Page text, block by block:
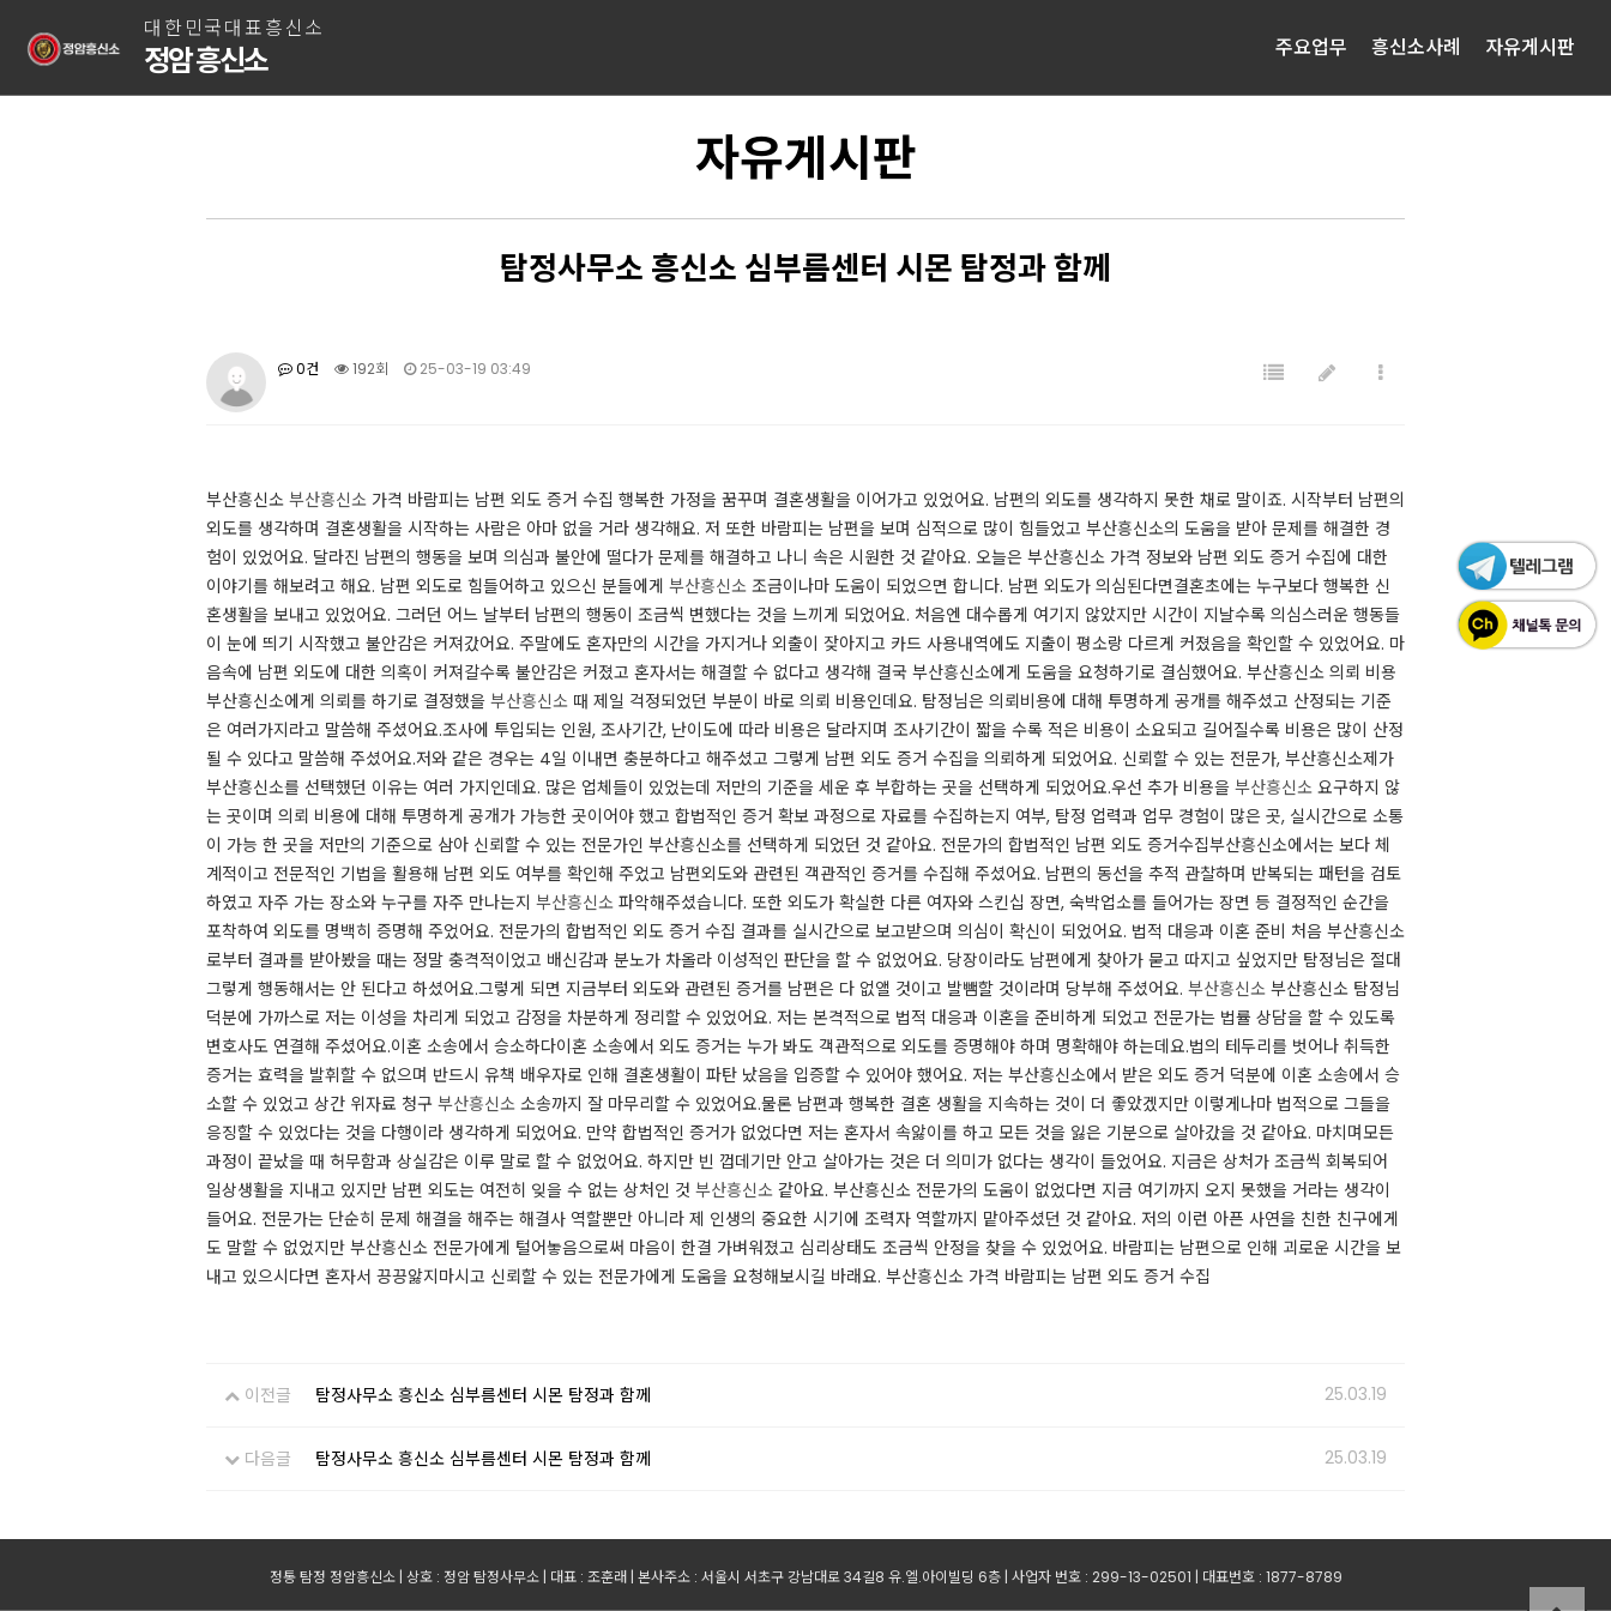
대한민국대표흥신소
정암 흥신소 주요업무 흥신소사례 자유게시판
자유게시판
탐정사무소 흥신소 심부름센터 시몬 탐정과 함께
0건 192회 25-03-19 03:49
부산흥신소 부산흥신소 가격 바람피는 남편 외도 증거 수집 행복한 가정을 꿈꾸며 결혼생활을 이어가고 있었어요. 남편의 외도를 생각하지 못한 채로 말이죠. ​시작부터 남편의
외도를 생각하며 결혼생활을 시작하는 사람은 아마 없을 거라 생각해요. 저 또한 바람피는 남편을 보며 심적으로 많이 힘들었고 부산흥신소의 도움을 받아 문제를 해결한 경
험이 있었어요. 달라진 남편의 행동을 보며 의심과 불안에 떨다가 문제를 해결하고 나니 속은 시원한 것 같아요. ​오늘은 부산흥신소 가격 정보와 남편 외도 증거 수집에 대한
이야기를 해보려고 해요. 남편 외도로 힘들어하고 있으신 분들에게 부산흥신소 조금이나마 도움이 되었으면 합니다. 남편 외도가 의심된다면결혼초에는 누구보다 행복한 신
혼생활을 보내고 있었어요. ​그러던 어느 날부터 남편의 행동이 조금씩 변했다는 것을 느끼게 되었어요. 처음엔 대수롭게 여기지 않았지만 시간이 지날수록 의심스러운 행동들
이 눈에 띄기 시작했고 불안감은 커져갔어요. 주말에도 혼자만의 시간을 가지거나 외출이 잦아지고 카드 사용내역에도 지출이 평소랑 다르게 커졌음을 확인할 수 있었어요. ​마
음속에 남편 외도에 대한 의혹이 커져갈수록 불안감은 커졌고 혼자서는 해결할 수 없다고 생각해 결국 부산흥신소에게 도움을 요청하기로 결심했어요. 부산흥신소 의뢰 비용
부산흥신소에게 의뢰를 하기로 결정했을 부산흥신소 때 제일 걱정되었던 부분이 바로 의뢰 비용인데요. 탐정님은 의뢰비용에 대해 투명하게 공개를 해주셨고 산정되는 기준
은 여러가지라고 말씀해 주셨어요.​조사에 투입되는 인원, 조사기간, 난이도에 따라 비용은 달라지며 조사기간이 짧을 수록 적은 비용이 소요되고 길어질수록 비용은 많이 산정
될 수 있다고 말씀해 주셨어요.​저와 같은 경우는 4일 이내면 충분하다고 해주셨고 그렇게 남편 외도 증거 수집을 의뢰하게 되었어요. 신뢰할 수 있는 전문가, 부산흥신소제가
부산흥신소를 선택했던 이유는 여러 가지인데요. 많은 업체들이 있었는데 저만의 기준을 세운 후 부합하는 곳을 선택하게 되었어요.​우선 추가 비용을 부산흥신소 요구하지 않
는 곳이며 의뢰 비용에 대해 투명하게 공개가 가능한 곳이어야 했고 합법적인 증거 확보 과정으로 자료를 수집하는지 여부, 탐정 업력과 업무 경험이 많은 곳, 실시간으로 소통
이 가능 한 곳을 저만의 기준으로 삼아 신뢰할 수 있는 전문가인 부산흥신소를 선택하게 되었던 것 같아요. 전문가의 합법적인 남편 외도 증거수집부산흥신소에서는 보다 체
계적이고 전문적인 기법을 활용해 남편 외도 여부를 확인해 주었고 남편외도와 관련된 객관적인 증거를 수집해 주셨어요. ​남편의 동선을 추적 관찰하며 반복되는 패턴을 검토
하였고 자주 가는 장소와 누구를 자주 만나는지 부산흥신소 파악해주셨습니다. 또한 외도가 확실한 다른 여자와 스킨십 장면, 숙박업소를 들어가는 장면 등 결정적인 순간을
포착하여 외도를 명백히 증명해 주었어요. ​전문가의 합법적인 외도 증거 수집 결과를 실시간으로 보고받으며 의심이 확신이 되었어요. 법적 대응과 이혼 준비 처음 부산흥신소
로부터 결과를 받아봤을 때는 정말 충격적이었고 배신감과 분노가 차올라 이성적인 판단을 할 수 없었어요. ​당장이라도 남편에게 찾아가 묻고 따지고 싶었지만 탐정님은 절대
그렇게 행동해서는 안 된다고 하셨어요.그렇게 되면 지금부터 외도와 관련된 증거를 남편은 다 없앨 것이고 발뺌할 것이라며 당부해 주셨어요. 부산흥신소 ​부산흥신소 탐정님
덕분에 가까스로 저는 이성을 차리게 되었고 감정을 차분하게 정리할 수 있었어요. ​저는 본격적으로 법적 대응과 이혼을 준비하게 되었고 전문가는 법률 상담을 할 수 있도록
변호사도 연결해 주셨어요.이혼 소송에서 승소하다이혼 소송에서 외도 증거는 누가 봐도 객관적으로 외도를 증명해야 하며 명확해야 하는데요.​법의 테두리를 벗어나 취득한
증거는 효력을 발휘할 수 없으며 반드시 유책 배우자로 인해 결혼생활이 파탄 났음을 입증할 수 있어야 했어요. 저는 부산흥신소에서 받은 외도 증거 덕분에 이혼 소송에서 승
소할 수 있었고 상간 위자료 청구 부산흥신소 소송까지 잘 마무리할 수 있었어요.​물론 남편과 행복한 결혼 생활을 지속하는 것이 더 좋았겠지만 이렇게나마 법적으로 그들을
응징할 수 있었다는 것을 다행이라 생각하게 되었어요. ​만약 합법적인 증거가 없었다면 저는 혼자서 속앓이를 하고 모든 것을 잃은 기분으로 살아갔을 것 같아요. 마치며모든
과정이 끝났을 때 허무함과 상실감은 이루 말로 할 수 없었어요. 하지만 빈 껍데기만 안고 살아가는 것은 더 의미가 없다는 생각이 들었어요. ​지금은 상처가 조금씩 회복되어
일상생활을 지내고 있지만 남편 외도는 여전히 잊을 수 없는 상처인 것 부산흥신소 같아요. ​부산흥신소 전문가의 도움이 없었다면 지금 여기까지 오지 못했을 거라는 생각이
들어요. 전문가는 단순히 문제 해결을 해주는 해결사 역할뿐만 아니라 제 인생의 중요한 시기에 조력자 역할까지 맡아주셨던 것 같아요. 저의 이런 아픈 사연을 친한 친구에게
도 말할 수 없었지만 부산흥신소 전문가에게 털어놓음으로써 마음이 한결 가벼워졌고 심리상태도 조금씩 안정을 찾을 수 있었어요. ​바람피는 남편으로 인해 괴로운 시간을 보
내고 있으시다면 혼자서 끙끙앓지마시고 신뢰할 수 있는 전문가에게 도움을 요청해보시길 바래요. 부산흥신소 가격 바람피는 남편 외도 증거 수집 ​
이전글 탐정사무소 흥신소 심부름센터 시몬 탐정과 함께 25.03.19
다음글 탐정사무소 흥신소 심부름센터 시몬 탐정과 함께 25.03.19
정통 탐정 정암흥신소 | 상호 : 정암 탐정사무소 | 대표 : 조훈래 | 본사주소 : 서울시 서초구 강남대로 34길8 유.엘.아이빌딩 6층 | 사업자 번호 : 299-13-02501 | 대표번호 : 1877-8789